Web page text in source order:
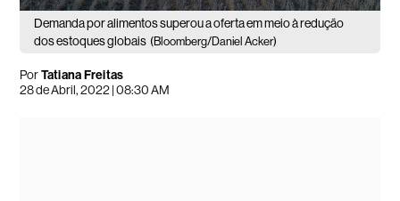
Demanda por alimentos superou a oferta em meio à redução
dos estoques globais (Bloomberg/Daniel Acker)
PorTatiana Freitas
28 de Abril, 2022 | 08:30 AM